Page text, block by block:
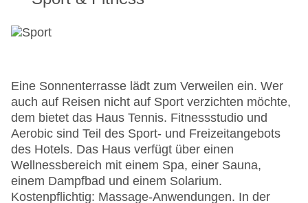
Eine Sonnenterrasse lädt zum Verweilen ein. Wer
auch auf Reisen nicht auf Sport verzichten möchte,
dem bietet das Haus Tennis. Fitnessstudio und
Aerobic sind Teil des Sport- und Freizeitangebots
des Hotels. Das Haus verfügt über einen
Wellnessbereich mit einem Spa, einer Sauna,
einem Dampfbad und einem Solarium.
Kostenpflichtig: Massage-Anwendungen. In der